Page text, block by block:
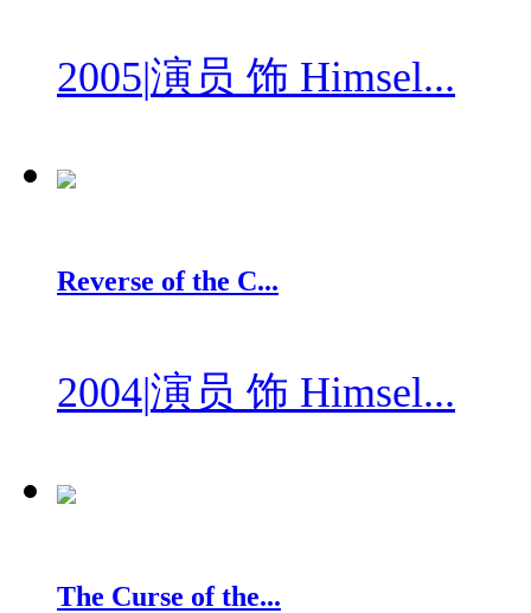
2005|演员 饰 Himsel...
Reverse of the C...
2004|演员 饰 Himsel...
The Curse of the...